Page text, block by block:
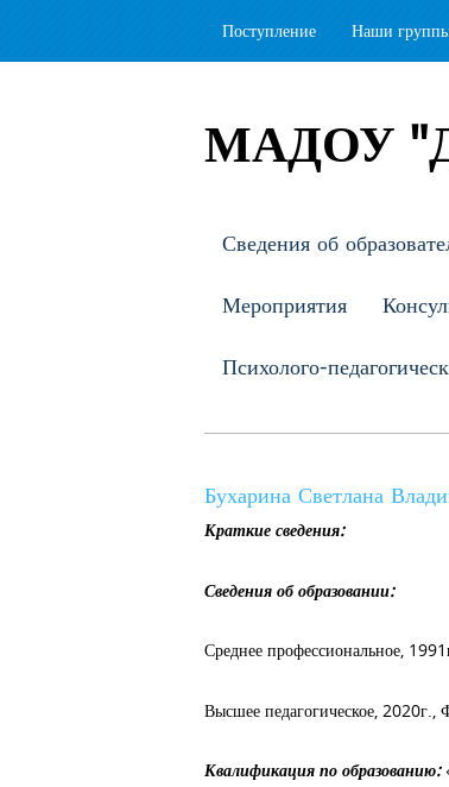
Поступление Наши
МАДОУ
Сведения об
Мероприятия
Психолого-
Бухарина Светлана
Краткие сведения:
Сведения об образовании:
Среднее профессиональное,
Высшее педагогическое,
Квалификация по образованию: